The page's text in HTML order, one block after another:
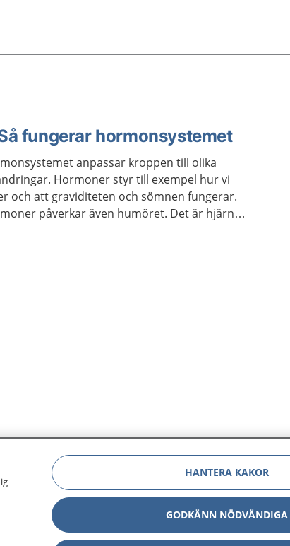
fungerar hormonsystemet
anpassar kroppen till olika
Hormoner styr till exempel hur vi
och att graviditeten och sömnen fungerar.
påverkar även humöret. Det är hjärnan
HANTERA KAKOR
GODKÄNN NÖDVÄNDIGA